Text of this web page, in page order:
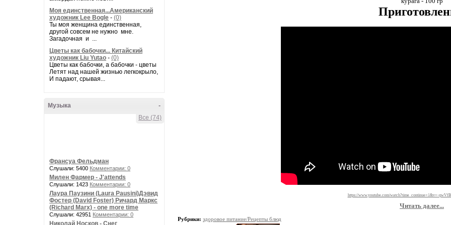
Моя единственная...Американский
художник Lee Bogle - (0)
Ты моя женщина единственная,
другой совсем не нужно мне.
Загадочная и ...
Цветы как бабочки... Китайский
художник Liu Yutao - (0)
Цветы как бабочки, а бабочки - цветы
Летят над нашей жизнью легкокрыло,
И падают, срывая...
-
Музыка
Все (74)
Франсуа Фельдман
Слушали: 5400 Комментарии: 0
Милен Фармер - J'attends
Слушали: 1423 Комментарии: 0
Лаура Паузини (Laura Pausini)Дэвид
Фостер (David Foster) Ричард Маркс
(Richard Marx) - one more time
Слушали: 42951 Комментарии: 0
Николай Носков - Снег
https://www.youtube.com/watch?time_continue=1&v=-
Читать далее...
Рубрики: здоровое питание/Рецепты блюд